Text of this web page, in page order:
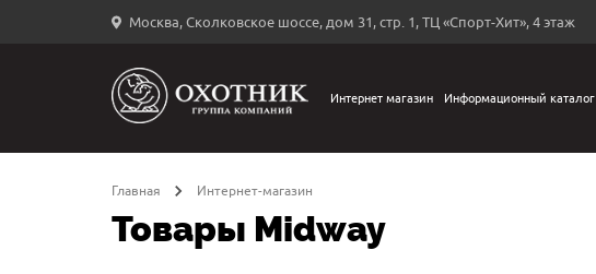
Москва, Сколковское шоссе, дом 31, стр. 1, ТЦ «Спорт-Хит», 4 этаж
←
Интернет магазин Информационный каталог
Главная Интернет-магазин
Товары Midway